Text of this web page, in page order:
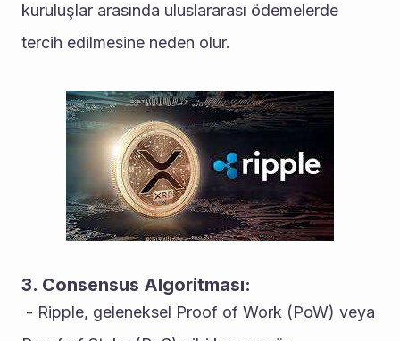
kuruluşlar arasında uluslararası ödemelerde
tercih edilmesine neden olur.
3. Consensus Algoritması: